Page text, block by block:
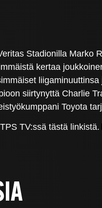
Stadionilla Marko
kertaa
siirtynyttä Charlie
Toyota
TV:ssä tästä